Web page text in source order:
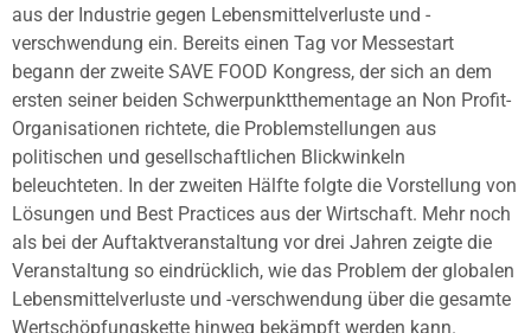
aus der Industrie gegen Lebensmittelverluste und -
verschwendung ein. Bereits einen Tag vor Messestart
begann der zweite SAVE FOOD Kongress, der sich an dem
ersten seiner beiden Schwerpunktthementage an Non Profit-
Organisationen richtete, die Problemstellungen aus
politischen und gesellschaftlichen Blickwinkeln
beleuchteten. In der zweiten Hälfte folgte die Vorstellung von
Lösungen und Best Practices aus der Wirtschaft. Mehr noch
als bei der Auftaktveranstaltung vor drei Jahren zeigte die
Veranstaltung so eindrücklich, wie das Problem der globalen
Lebensmittelverluste und -verschwendung über die gesamte
Wertschöpfungskette hinweg bekämpft werden kann.